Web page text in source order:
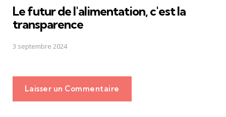
Le futur de l'alimentation, c'est la
transparence
3 septembre 2024
Laisser un Commentaire